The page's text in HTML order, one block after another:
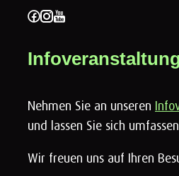
Nehmen Sie an unseren
und lassen Sie sich
Wir freuen uns auf Ihren